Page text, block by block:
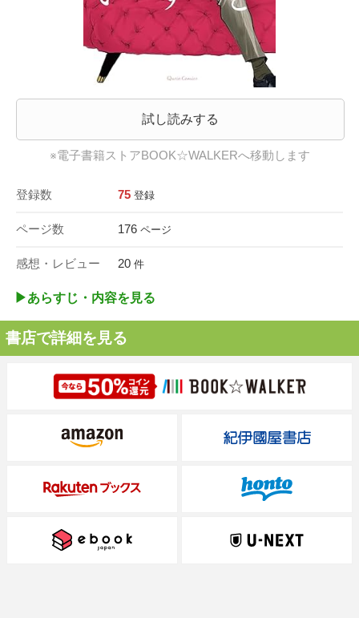
試し読みする
※電子書籍ストアBOOK☆WALKERへ移動します
登録数 75 登録
ページ数 176 ページ
感想・レビュー 20 件
▶︎あらすじ・内容を見る
書店で詳細を見る